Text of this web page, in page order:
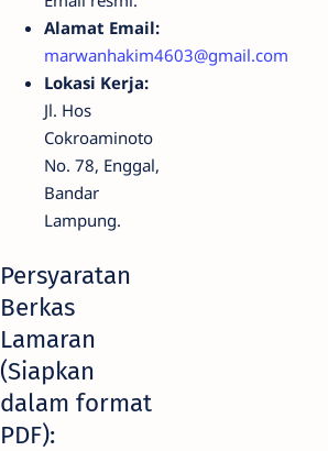
Alamat Email:
marwanhakim4603@gmail.com
Lokasi Kerja:
Jl. Hos
Cokroaminoto
No. 78, Enggal,
Bandar
Lampung.
Persyaratan
Berkas
Lamaran
(Siapkan
dalam format
PDF):